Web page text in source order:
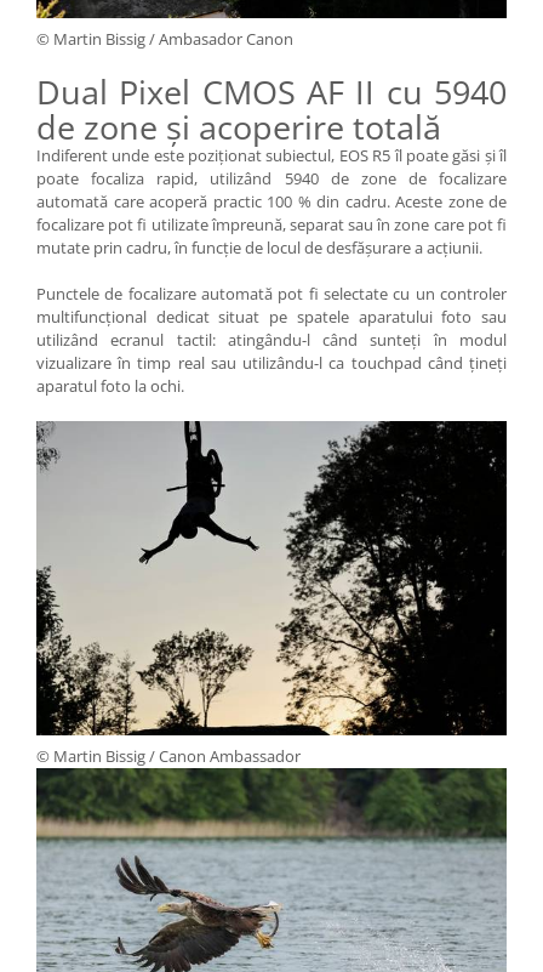
© Martin Bissig / Ambasador Canon
Dual Pixel CMOS AF II cu 5940
de zone şi acoperire totală
Indiferent unde este poziţionat subiectul, EOS R5 îl poate găsi şi îl
poate focaliza rapid, utilizând 5940 de zone de focalizare
automată care acoperă practic 100 % din cadru. Aceste zone de
focalizare pot fi utilizate împreună, separat sau în zone care pot fi
mutate prin cadru, în funcţie de locul de desfăşurare a acţiunii.
Punctele de focalizare automată pot fi selectate cu un controler
multifuncţional dedicat situat pe spatele aparatului foto sau
utilizând ecranul tactil: atingându-l când sunteţi în modul
vizualizare în timp real sau utilizându-l ca touchpad când ţineţi
aparatul foto la ochi.
© Martin Bissig / Canon Ambassador